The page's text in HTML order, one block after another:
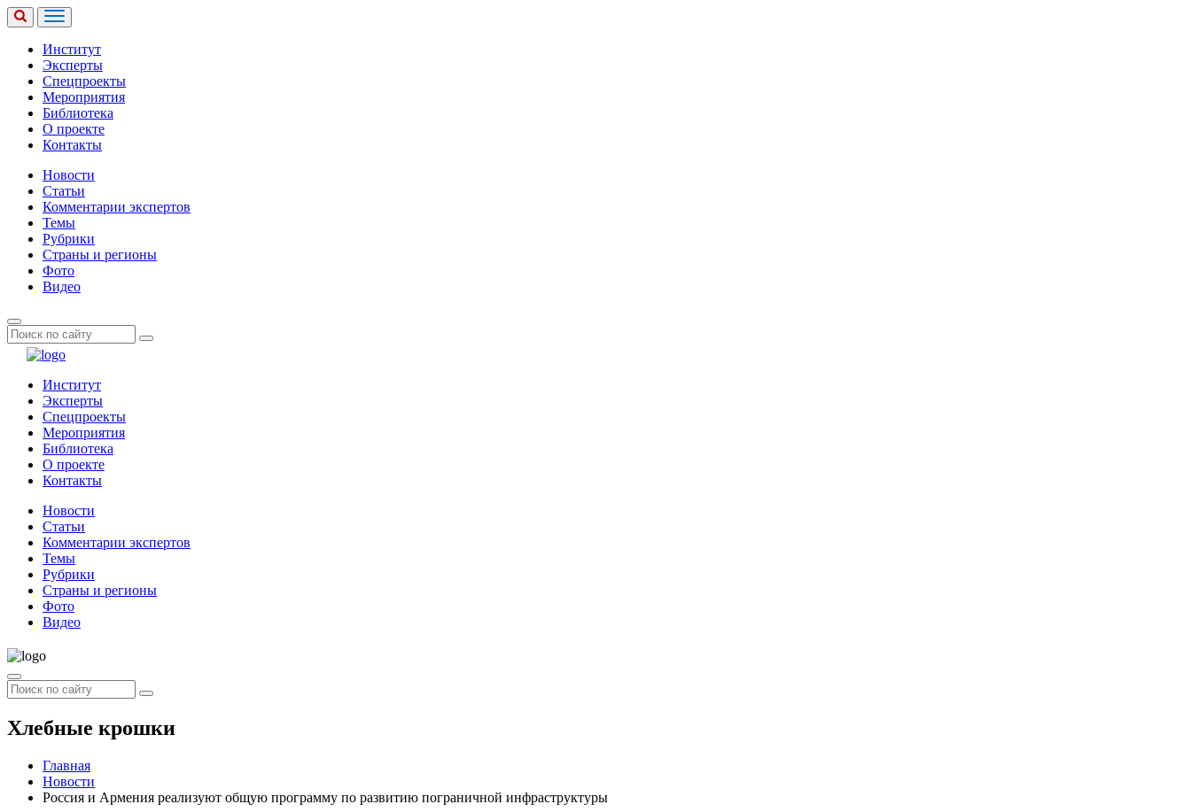
Институт
Эксперты
Спецпроекты
Мероприятия
Библиотека
О проекте
Контакты
Новости
Статьи
Комментарии экспертов
Темы
Рубрики
Страны и регионы
Фото
Видео
Институт
Эксперты
Спецпроекты
Мероприятия
Библиотека
О проекте
Контакты
Новости
Статьи
Комментарии экспертов
Темы
Рубрики
Страны и регионы
Фото
Видео
Хлебные крошки
Главная
Новости
Россия и Армения реализуют общую программу по развитию пограничной инфраструктуры